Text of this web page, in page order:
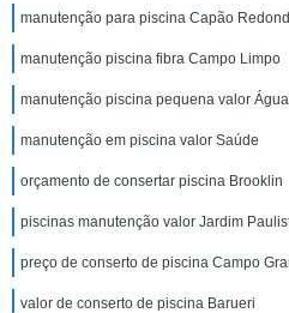
manutenção para piscina Capão
manutenção piscina fibra Campo Limpo
manutenção piscina pequena valor
manutenção em piscina valor Saúde
orçamento de consertar piscina Brooklin
piscinas manutenção valor Jardim
preço de conserto de piscina Campo
valor de conserto de piscina Barueri